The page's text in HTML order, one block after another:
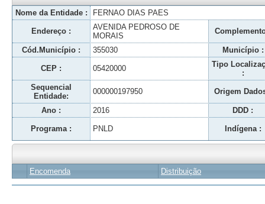
Nome da Entidade :
FERNAO DIAS PAES
Endereço :
AVENIDA PEDROSO DE
MORAIS
Cód.Município : 355030 Município :
CEP : 05420000
Tipo
:
Sequencial
Entidade:
000000197950 Origem
Ano : 2016 DDD :
Programa : PNLD Indígena :
Encomenda Distribuição